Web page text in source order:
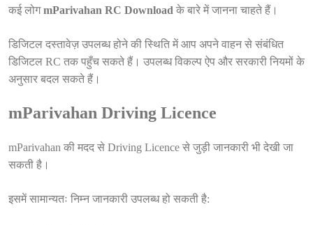
कई लोगmParivahan RC Download के बारे में जानना चाहते हैं।
डिजिटल दस्तावेज़ उपलब्ध होने की स्थिति में आप अपने वाहन से संबंधित
डिजिटल RC तक पहुँच सकते हैं। उपलब्ध विकल्प ऐप और सरकारी नियमों के
अनुसार बदल सकते हैं।
mParivahan Driving Licence
mParivahan की मदद से Driving Licence से जुड़ी जानकारी भी देखी जा
सकती है।
इसमें सामान्यतः निम्न जानकारी उपलब्ध हो सकती है: